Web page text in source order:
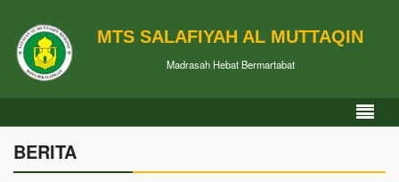
MTS SALAFIYAH AL MUTTAQIN
Madrasah Hebat Bermartabat
BERITA